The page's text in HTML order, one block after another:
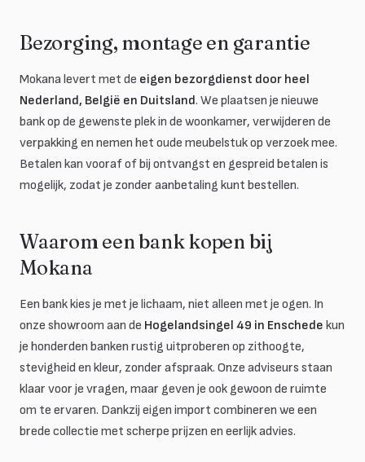
Bezorging, montage en garantie
Mokana levert met de eigen bezorgdienst door heel
Nederland, België en Duitsland. We plaatsen je nieuwe
bank op de gewenste plek in de woonkamer, verwijderen de
verpakking en nemen het oude meubelstuk op verzoek mee.
Betalen kan vooraf of bij ontvangst en gespreid betalen is
mogelijk, zodat je zonder aanbetaling kunt bestellen.
Waarom een bank kopen bij
Mokana
Een bank kies je met je lichaam, niet alleen met je ogen. In
onze showroom aan de Hogelandsingel 49 in Enschede kun
je honderden banken rustig uitproberen op zithoogte,
stevigheid en kleur, zonder afspraak. Onze adviseurs staan
klaar voor je vragen, maar geven je ook gewoon de ruimte
om te ervaren. Dankzij eigen import combineren we een
brede collectie met scherpe prijzen en eerlijk advies.